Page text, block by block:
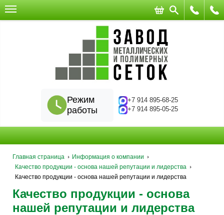
+7 914 895-68-25
+7 914 895-05-25
Режим
работы
Главная страница
Информация о компании
Качество продукции - основа нашей репутации и лидерства
Качество продукции - основа нашей репутации и лидерства
Качество продукции - основа
нашей репутации и лидерства